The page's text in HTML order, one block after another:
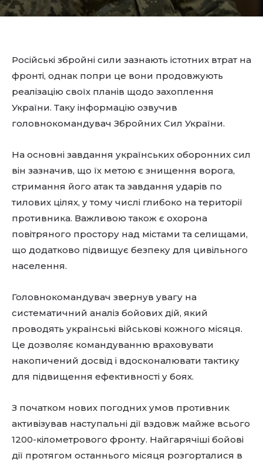
Російські збройні сили зазнають істотних втрат на
фронті, однак попри це вони продовжують
реалізацію своїх планів щодо захоплення
України. Таку інформацію озвучив
головнокомандувач Збройних Сил України.
На основні завдання українських оборонних сил
він зазначив, що їх метою є знищення ворога,
стримання його атак та завдання ударів по
тилових цілях, у тому числі глибоко на території
противника. Важливою також є охорона
повітряного простору над містами та селищами,
що додатково підвищує безпеку для цивільного
населення.
Головнокомандувач звернув увагу на
систематичний аналіз бойових дій, який
проводять українські військові кожного місяця.
Це дозволяє командуванню враховувати
накопичений досвід і вдосконалювати тактику
для підвищення ефективності у боях.
З початком нових погодних умов противник
активізував наступальні дії вздовж майже всього
1200-кілометрового фронту. Найгарячіші бойові
дії протягом останнього місяця розгорталися в